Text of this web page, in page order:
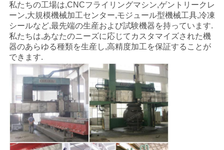
私たちの工場は,CNCフライリングマシン,ゲントリークレ
ーン,大規模機械加工センター,モジュール型機械工具,冷凍
シールなど,最先端の生産および試験機器を持っています.
私たちは,あなたのニーズに応じてカスタマイズされた機
器のあらゆる種類を生産し,高精度加工を保証することが
できます.